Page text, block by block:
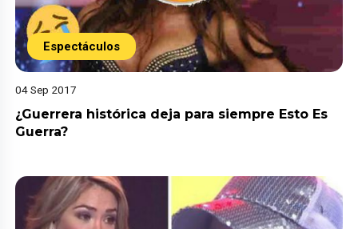
Espectáculos
04 Sep 2017
¿Guerrera histórica deja para siempre Esto Es
Guerra?